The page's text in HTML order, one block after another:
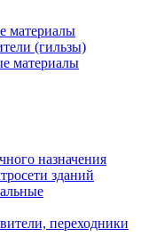
материалы
(гильзы)
материалы
назначения
зданий
переходники